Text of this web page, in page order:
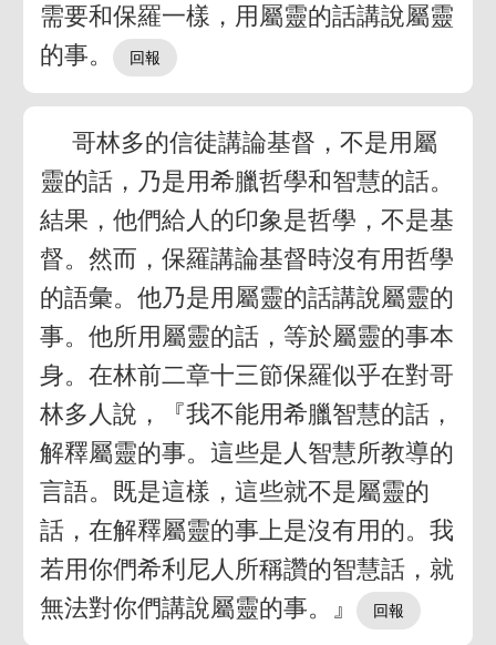
需要和保羅一樣，用屬靈的話講說屬靈
的事。
哥林多的信徒講論基督，不是用屬
靈的話，乃是用希臘哲學和智慧的話。
結果，他們給人的印象是哲學，不是基
督。然而，保羅講論基督時沒有用哲學
的語彙。他乃是用屬靈的話講說屬靈的
事。他所用屬靈的話，等於屬靈的事本
身。在林前二章十三節保羅似乎在對哥
林多人說，『我不能用希臘智慧的話，
解釋屬靈的事。這些是人智慧所教導的
言語。既是這樣，這些就不是屬靈的
話，在解釋屬靈的事上是沒有用的。我
若用你們希利尼人所稱讚的智慧話，就
無法對你們講說屬靈的事。』